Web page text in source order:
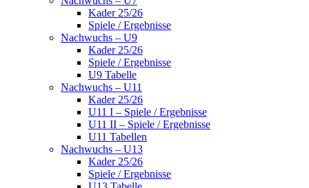
Kader 25/26
Spiele / Ergebnisse
Nachwuchs – U9
Kader 25/26
Spiele / Ergebnisse
U9 Tabelle
Nachwuchs – U11
Kader 25/26
U11 I – Spiele / Ergebnisse
U11 II – Spiele / Ergebnisse
U11 Tabellen
Nachwuchs – U13
Kader 25/26
Spiele / Ergebnisse